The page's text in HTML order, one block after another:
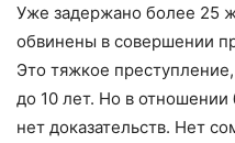
Уже задержано более 25
обвинены в совершении
Это тяжкое
до 10 лет. Но в
нет доказательств. Нет